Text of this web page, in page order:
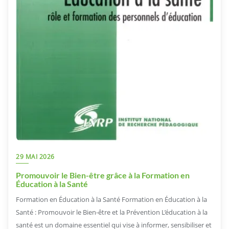
29 MAI 2026
Promouvoir le Bien-être grâce à la Formation en
Éducation à la Santé
Formation en Éducation à la Santé Formation en Éducation à la
Santé : Promouvoir le Bien-être et la Prévention L’éducation à la
santé est un domaine essentiel qui vise à informer, sensibiliser et